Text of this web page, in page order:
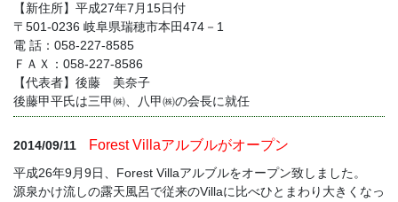
【新住所】平成27年7月15日付
〒501-0236 岐阜県瑞穂市本田474－1
電 話：058-227-8585
ＦＡＸ：058-227-8586
【代表者】後藤 美奈子
後藤甲平氏は三甲㈱、八甲㈱の会長に就任
2014/09/11 Forest Villaアルブルがオープン
平成26年9月9日、Forest Villaアルブルをオープン致しました。
源泉かけ流しの露天風呂で従来のVillaに比べひとまわり大きくなっ